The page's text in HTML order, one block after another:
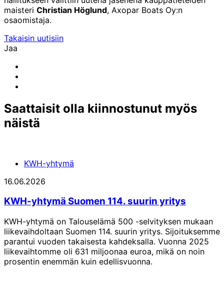
maisteri Christian Höglund, Axopar Boats Oy:n
osaomistaja.
Takaisin uutisiin
Jaa
email
Saattaisit olla kiinnostunut myös
näistä
KWH-yhtymä
16.06.2026
KWH-yhtymä Suomen 114. suurin yritys
KWH-yhtymä on Talouselämä 500 -selvityksen mukaan
liikevaihdoltaan Suomen 114. suurin yritys. Sijoituksemme
parantui vuoden takaisesta kahdeksalla. Vuonna 2025
liikevaihtomme oli 631 miljoonaa euroa, mikä on noin
prosentin enemmän kuin edellisvuonna.